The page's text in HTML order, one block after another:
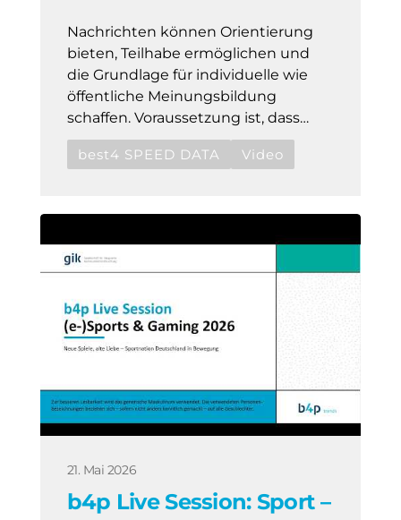
Nachrichten können Orientierung
bieten, Teilhabe ermöglichen und
die Grundlage für individuelle wie
öffentliche Meinungsbildung
schaffen. Voraussetzung ist, dass…
best4 SPEED DATA Video
21. Mai 2026
b4p Live Session: Sport –